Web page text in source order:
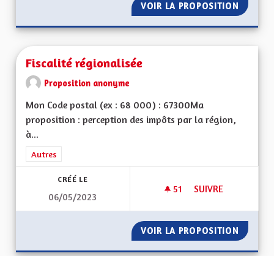
VOIR LA PROPOSITION
Fiscalité régionalisée
Proposition anonyme
Mon Code postal (ex : 68 000) : 67300Ma
proposition : perception des impôts par la région,
à...
Filtrer les résultats de la catégorie : Autres
Autres
CRÉÉ LE
06/05/2023
51 51 ABONNÉS
SUIVRE
VOIR LA PROPOSITION